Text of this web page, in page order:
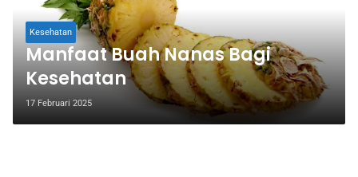
Kesehatan
Manfaat Buah Nanas Bagi
Kesehatan
17 Februari 2025